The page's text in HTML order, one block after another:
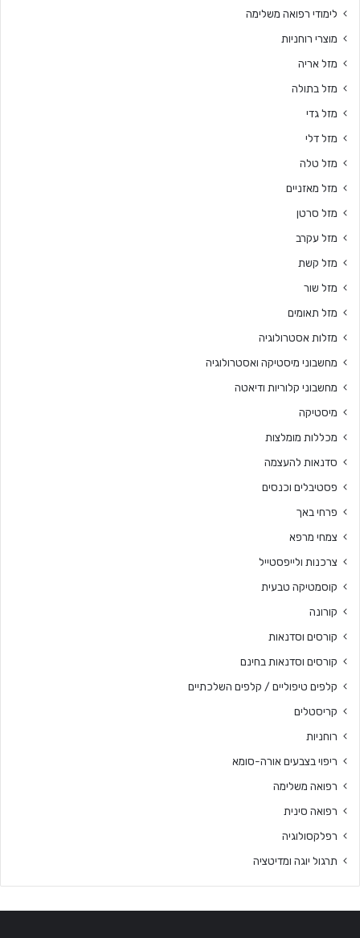
לימודי רפואה משלימה
מוצרי רוחניות
מזל אריה
מזל בתולה
מזל גדי
מזל דלי
מזל טלה
מזל מאזניים
מזל סרטן
מזל עקרב
מזל קשת
מזל שור
מזל תאומים
מזלות אסטרולוגיה
מחשבוני מיסטיקה ואסטרולוגיה
מחשבוני קלוריות ודיאטה
מיסטיקה
מכללות מומלצות
סדנאות להעצמה
פסטיבלים וכנסים
פרחי באך
צמחי מרפא
צרכנות ולייפסטייל
קוסמטיקה טבעית
קורונה
קורסים וסדנאות
קורסים וסדנאות בחינם
קלפים טיפוליים / קלפים השלכתיים
קריסטלים
רוחניות
ריפוי בצבעים אורה-סומא
רפואה משלימה
רפואה סינית
רפלקסולוגיה
תרגול יוגה ומדיטציה